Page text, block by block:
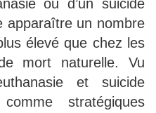
ou d’un suicide
apparaître un nombre
élevé que chez les
mort naturelle. Vu
et suicide
stratégiques